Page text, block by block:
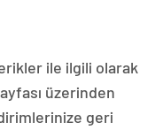
ile ilgili olarak
üzerinden
geri